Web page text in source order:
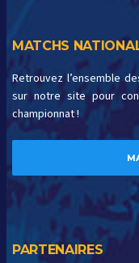
MATCHS
Retrouvez l’ensemble
sur notre site pour
championnat !
PARTENAIRES